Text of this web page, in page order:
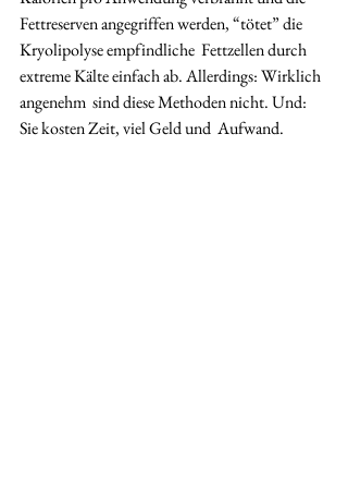
Fettreserven angegriffen werden, “tötet” die
Kryolipolyse empfindliche  Fettzellen durch
extreme Kälte einfach ab. Allerdings: Wirklich
angenehm  sind diese Methoden nicht. Und:
Sie kosten Zeit, viel Geld und  Aufwand.